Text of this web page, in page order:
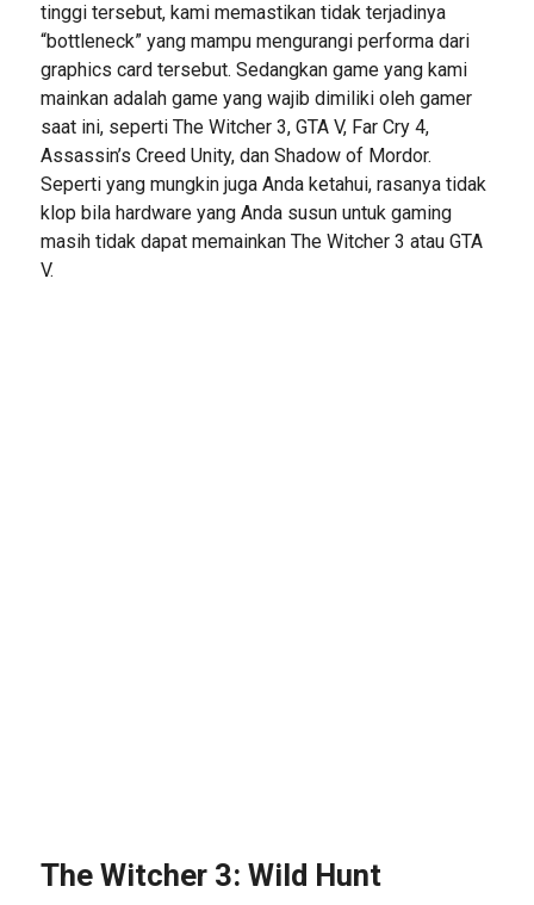
tinggi tersebut, kami memastikan tidak terjadinya
“bottleneck” yang mampu mengurangi performa dari
graphics card tersebut. Sedangkan game yang kami
mainkan adalah game yang wajib dimiliki oleh gamer
saat ini, seperti The Witcher 3, GTA V, Far Cry 4,
Assassin’s Creed Unity, dan Shadow of Mordor.
Seperti yang mungkin juga Anda ketahui, rasanya tidak
klop bila hardware yang Anda susun untuk gaming
masih tidak dapat memainkan The Witcher 3 atau GTA
V.
The Witcher 3: Wild Hunt